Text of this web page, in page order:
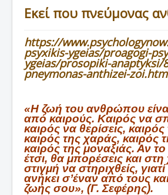
Εκεί που πνεύμονας
https://
psyxikis-ygeias/proagogi-
ygeias/prosopiki-anaptyksi/
pneymonas-anthizei-
«Η ζωή του ανθρώπου
από καιρούς. Καιρός να
καιρός να θερίσεις,
καιρός της χαράς, καιρός
καιρός της μοναξιάς. Αν
έτσι, θα μπορέσεις και
στιγμή να στηριχθείς,
ανήκει σ’έναν από τους
ζωής σου», (Γ. Σεφέρης).